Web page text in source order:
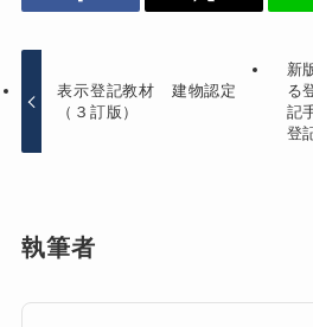
表示登記教材 建物認定
（３訂版）
新
る
記
登
執筆者